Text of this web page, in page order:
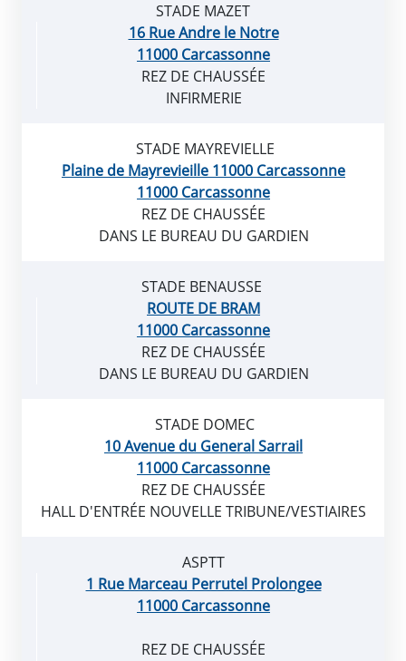
STADE MAZET
16 Rue Andre le Notre
11000 Carcassonne
REZ DE CHAUSSÉE
INFIRMERIE
STADE MAYREVIELLE
Plaine de Mayrevieille 11000 Carcassonne
11000 Carcassonne
REZ DE CHAUSSÉE
DANS LE BUREAU DU GARDIEN
STADE BENAUSSE
ROUTE DE BRAM
11000 Carcassonne
REZ DE CHAUSSÉE
DANS LE BUREAU DU GARDIEN
STADE DOMEC
10 Avenue du General Sarrail
11000 Carcassonne
REZ DE CHAUSSÉE
HALL D'ENTRÉE NOUVELLE TRIBUNE/VESTIAIRES
ASPTT
1 Rue Marceau Perrutel Prolongee
11000 Carcassonne
REZ DE CHAUSSÉE